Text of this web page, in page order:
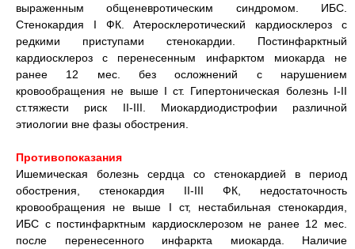
выраженным общеневротическим синдромом. ИБС.
Стенокардия I ФК. Атеросклеротический кардиосклероз с
редкими приступами стенокардии. Постинфарктный
кардиосклероз с перенесенным инфарктом миокарда не
ранее 12 мес. без осложнений с нарушением
кровообращения не выше I ст. Гипертоническая болезнь I-II
ст.тяжести риск II-III. Миокардиодистрофии различной
этиологии вне фазы обострения.
Противопоказания
Ишемическая болезнь сердца со стенокардией в период
обострения, стенокардия II-III ФК, недостаточность
кровообращения не выше I ст, нестабильная стенокардия,
ИБС с постинфарктным кардиосклерозом не ранее 12 мес.
после перенесенного инфаркта миокарда. Наличие